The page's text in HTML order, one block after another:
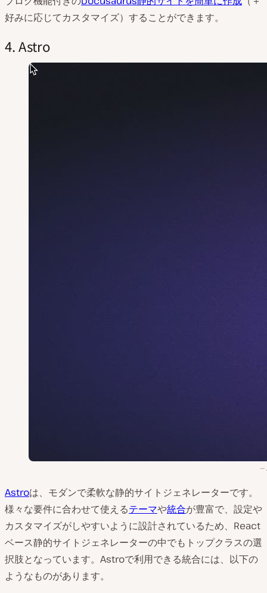
好みに応じてカスタマイズ）することができます。
4. Astro
Astroは、モダンで柔軟な静的サイトジェネレーターです。
様々な要件に合わせて使えるテーマや統合が豊富で、設定や
カスタマイズがしやすいように設計されているため、React
ベース静的サイトジェネレーターの中でもトップクラスの選
択肢となっています。Astroで利用できる統合には、以下の
ようなものがあります。